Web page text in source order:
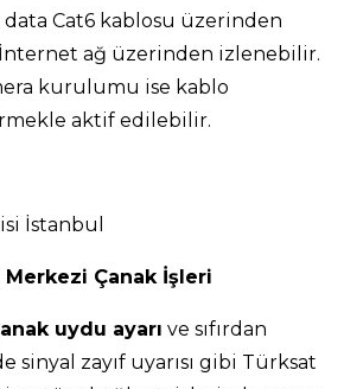
data Cat6 kablosu üzerinden
ağ üzerinden izlenebilir.
kurulumu ise kablo
aktif edilebilir.
İstanbul
Çanak İşleri
uydu ayarı ve sıfırdan
zayıf uyarısı gibi Türksat